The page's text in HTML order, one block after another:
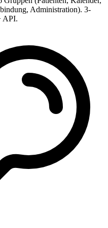
Administration). 3-
API.